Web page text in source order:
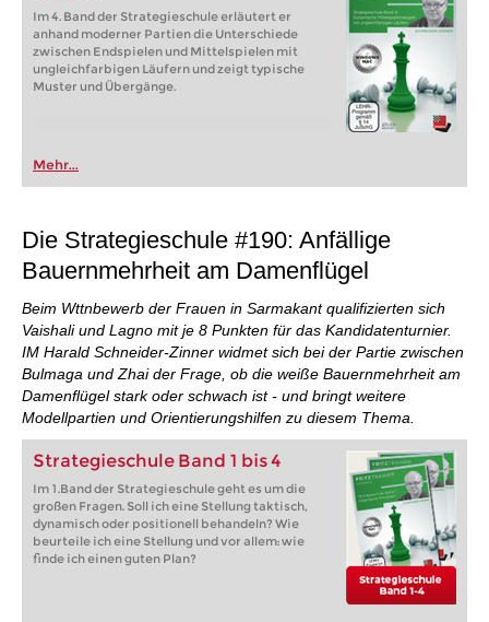
Im 4. Band der Strategieschule erläutert er
anhand moderner Partien die Unterschiede
zwischen Endspielen und Mittelspielen mit
ungleichfarbigen Läufern und zeigt typische
Muster und Übergänge.
Mehr...
Die Strategieschule #190: Anfällige
Bauernmehrheit am Damenflügel
Beim Wttnbewerb der Frauen in Sarmakant qualifizierten sich
Vaishali und Lagno mit je 8 Punkten für das Kandidatenturnier.
IM Harald Schneider-Zinner widmet sich bei der Partie zwischen
Bulmaga und Zhai der Frage, ob die weiße Bauernmehrheit am
Damenflügel stark oder schwach ist - und bringt weitere
Modellpartien und Orientierungshilfen zu diesem Thema.
Strategieschule Band 1 bis 4
Im 1.Band der Strategieschule geht es um die
großen Fragen. Soll ich eine Stellung taktisch,
dynamisch oder positionell behandeln? Wie
beurteile ich eine Stellung und vor allem: wie
finde ich einen guten Plan?